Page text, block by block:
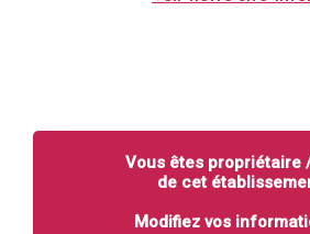
Vous êtes propriétaire
de cet
Modifiez vos